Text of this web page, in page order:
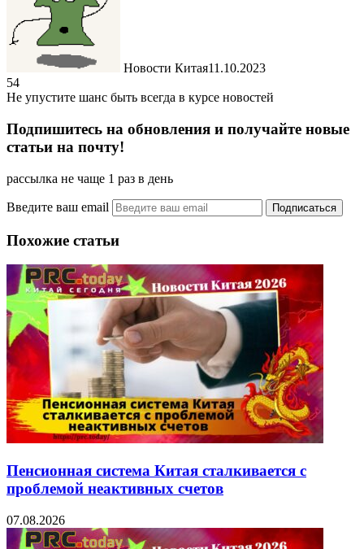
Новости Китая11.10.2023
54
Не упустите шанс быть всегда в курсе новостей
Подпишитесь на обновления и получайте новые
статьи на почту!
рассылка не чаще 1 раз в день
Введите ваш email
Похожие статьи
Пенсионная система Китая сталкивается с
проблемой неактивных счетов
07.08.2026